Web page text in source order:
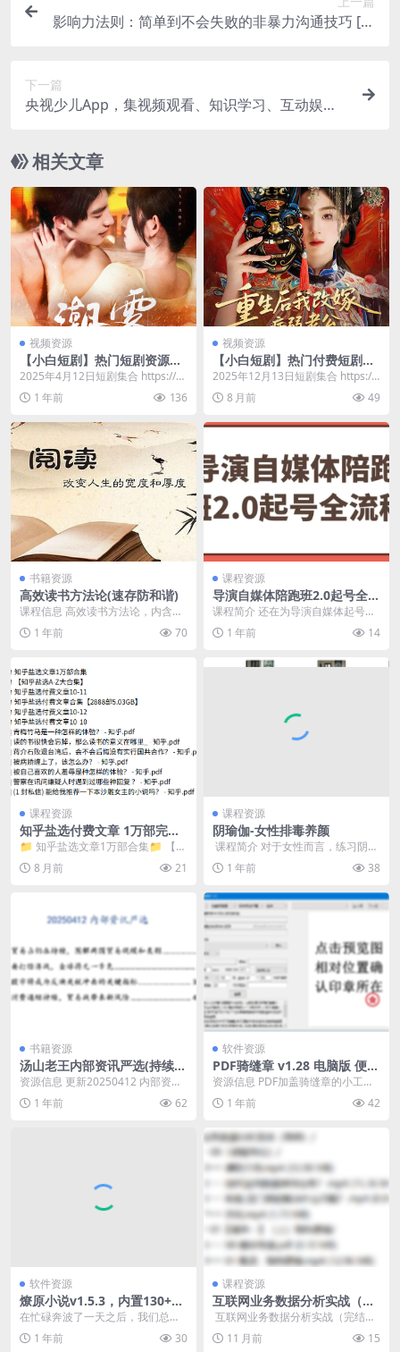
影响力法则：简单到不会失败的非暴力沟通技巧 [励
下一篇
央视少儿App，集视频观看、知识学习、互动娱乐
相关文章
视频资源
【小白短剧】热门短剧资源免
费分享2025年4月12日
2025年4月12日短剧集合 https://p
an.quark.cn/s/a9...
1 年前 136
视频资源
【小白短剧】热门付费短剧资
源分享2025年12月13日 84部
2025年12月13日短剧集合 https://
pan.quark.cn/s/5...
8 月前 49
书籍资源
高效读书方法论(速存防和谐)
课程信息 高效读书方法论，内含课
件 课程目录 ├── 课件 │ └── 高效
读书...1 年前 70
课程资源
导演自媒体陪跑班2.0起号全流
程
课程简介 还在为导演自媒体起号发
愁？ 别慌！ 导演自媒体陪跑班 2.0
重磅上线...
1 年前 14
课程资源
知乎盐选付费文章 1万部完整
版合集
📁 知乎盐选文章1万部合集📁 【知
乎盐选A-Z大合集】📁 知乎盐选付
费文章10-...
8 月前 21
课程资源
阴瑜伽-女性排毒养颜
​ 课程简介 对于女性而言，练习阴瑜
伽，不仅有利于生殖系统、消化系
统的保健和修复...
1 年前 38
书籍资源
汤山老王内部资讯严选(持续更
新)
资源信息 更新20250412 内部资讯
严选 资源目录 ├── 2025年01月...
1 年前 62
软件资源
PDF骑缝章 v1.28 电脑版 便携
版
资源信息 PDF加盖骑缝章的小工
具：选择需要盖章的PDF文件或文
件夹。 选择保存...
1 年前 42
软件资源
燎原小说v1.5.3，内置130+优
质书源，免费无限制
在忙碌奔波了一天之后，我们总需
要一种方式来放松身心，给自己充
电。而看小说，无疑是...
1 年前 30
课程资源
互联网业务数据分析实战（完
结）
​ 互联网业务数据分析实战（完结）/
│ ├── 00「...
11 月前 15